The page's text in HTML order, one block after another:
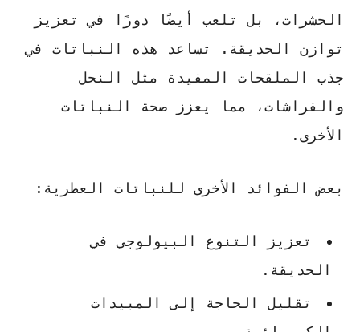
الحشرات، بل تلعب أيضًا دورًا في تعزيز
توازن الحديقة. تساعد هذه النباتات في
جذب الملقحات المفيدة مثل النحل
والفراشات، مما يعزز صحة النباتات
الأخرى.
بعض الفوائد الأخرى للنباتات العطرية:
تعزيز التنوع البيولوجي في
الحديقة.
تقليل الحاجة إلى المبيدات